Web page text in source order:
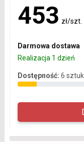
453 zł/szt.
Darmowa dostawa
Realizacja 1 dzień
Dostępność: 6 sztuk